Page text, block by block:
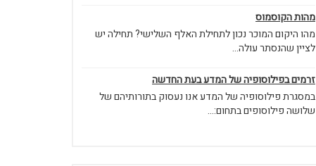
מהות הקוסמוס
מהו היקום המוכר נכון לתחילת האלף השלישי? תחילה יש
לציין שהנסתר עולה...
זרמים בפילוסופיה של המדע בעת החדשה
במסגרת פילוסופיה של המדע אנו נעסוק בתורותיהם של
שלושה פילוסופים בתחום:...